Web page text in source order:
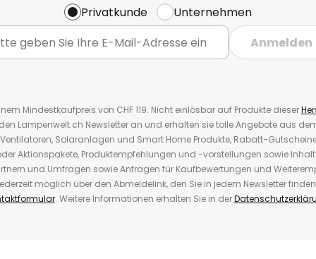
Privatkunde
Unternehmen
Anmelden
Mindestkaufpreis von CHF 119. Nicht einlösbar auf Produkte dieser
Lampenwelt.ch Newsletter an und erhalten sie tolle Angebote aus
Solaranlagen und Smart Home Produkte, Rabatt-
Aktionspakete, Produktempfehlungen und -vorstellungen sowie
und Umfragen sowie Anfragen für Kaufbewertungen und
möglich über den Abmeldelink, den Sie in jedem Newsletter
. Weitere Informationen erhalten Sie in der